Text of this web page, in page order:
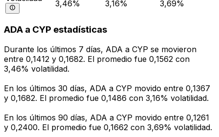
3,46% 3,16% 3,69%
ADA a CYP estadísticas
Durante los últimos 7 días, ADA a CYP se movieron
entre 0,1412 y 0,1682. El promedio fue 0,1562 con
3,46% volatilidad.
En los últimos 30 días, ADA a CYP movido entre 0,1367
y 0,1682. El promedio fue 0,1486 con 3,16% volatilidad.
En los últimos 90 días, ADA a CYP movido entre 0,1261
y 0,2400. El promedio fue 0,1662 con 3,69% volatilidad.